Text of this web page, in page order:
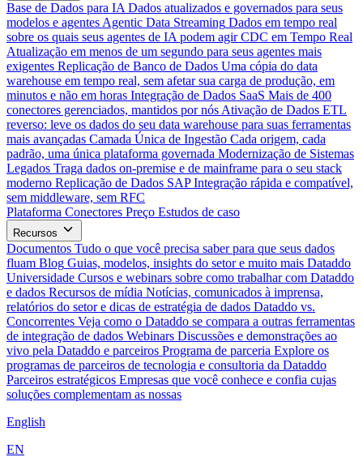
Base de Dados para IA Dados atualizados e governados para seus
modelos e agentes Agentic Data Streaming Dados em tempo real
sobre os quais seus agentes de IA podem agir CDC em Tempo Real
Atualização em menos de um segundo para seus agentes mais
exigentes Replicação de Banco de Dados Uma cópia do data
warehouse em tempo real, sem afetar sua carga de produção, em
minutos e não em horas Integração de Dados SaaS Mais de 400
conectores gerenciados, mantidos por nós Ativação de Dados ETL
reverso: leve os dados do seu data warehouse para suas ferramentas
mais avançadas Camada Única de Ingestão Cada origem, cada
padrão, uma única plataforma governada Modernização de Sistemas
Legados Traga dados on-premise e de mainframe para o seu stack
moderno Replicação de Dados SAP Integração rápida e compatível,
sem middleware, sem RFC
Plataforma Conectores Preço Estudos de caso
Recursos
Documentos Tudo o que você precisa saber para que seus dados
fluam Blog Guias, modelos, insights do setor e muito mais Dataddo
Universidade Cursos e webinars sobre como trabalhar com Dataddo
e dados Recursos de mídia Notícias, comunicados à imprensa,
relatórios do setor e dicas de estratégia de dados Dataddo vs.
Concorrentes Veja como o Dataddo se compara a outras ferramentas
de integração de dados Webinars Discussões e demonstrações ao
vivo pela Dataddo e parceiros Programa de parceria Explore os
programas de parceiros de tecnologia e consultoria da Dataddo
Parceiros estratégicos Empresas que você conhece e confia cujas
soluções complementam as nossas
English
EN